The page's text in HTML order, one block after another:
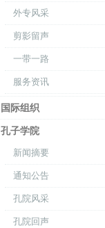
外专风采
剪影留声
一带一路
服务资讯
国际组织
孔子学院
新闻摘要
通知公告
孔院风采
孔院回声